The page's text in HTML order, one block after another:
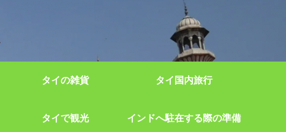
タイの雑貨 タイ国内旅行
タイで観光 インドへ駐在する際の準備